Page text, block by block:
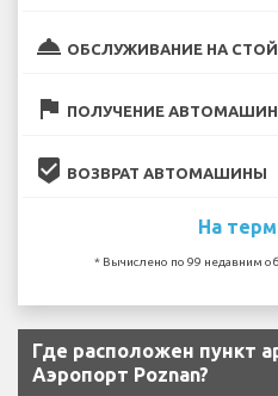
room_service ОБСЛУЖИВАНИЕ НА
flag ПОЛУЧЕНИЕ
beenhere ВОЗВРАТ АВТОМАШИНЫ
На
* Вычислено по 99 недавним
Где расположен пункт
Аэропорт Poznan?